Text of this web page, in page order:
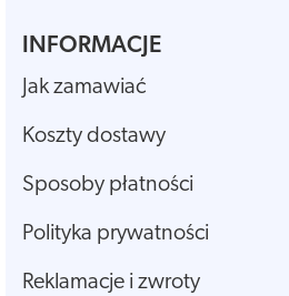
INFORMACJE
Jak zamawiać
Koszty dostawy
Sposoby płatności
Polityka prywatności
Reklamacje i zwroty